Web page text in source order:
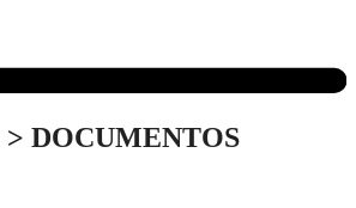
> DOCUMENTOS